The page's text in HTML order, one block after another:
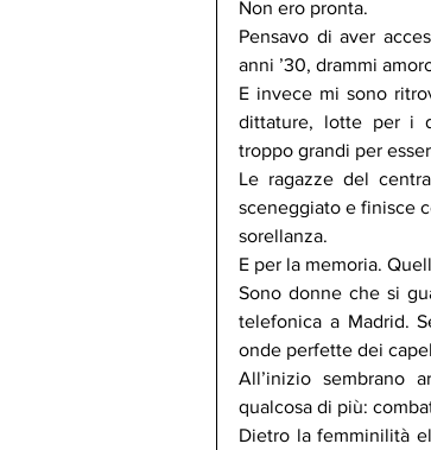
Non ero pronta.
Pensavo di aver
anni ’30, drammi
E invece mi sono
dittature, lotte per i
troppo grandi per
Le ragazze del
sceneggiato e finisce
sorellanza.
E per la memoria.
Sono donne che si
telefonica a Madrid.
onde perfette dei
All’inizio sembrano
qualcosa di più:
Dietro la femminilità